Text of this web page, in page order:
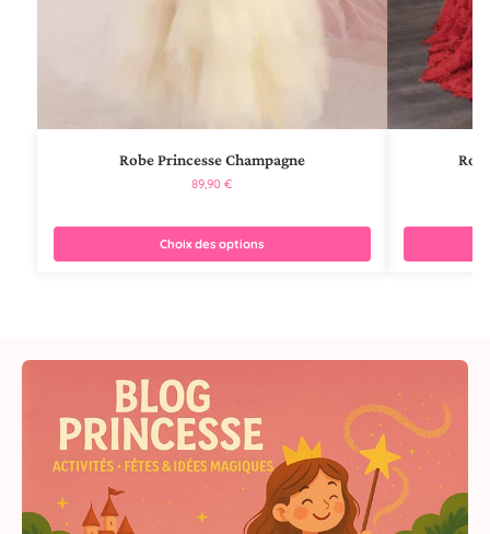
Robe Princesse Champagne
89,90€
Choix des options